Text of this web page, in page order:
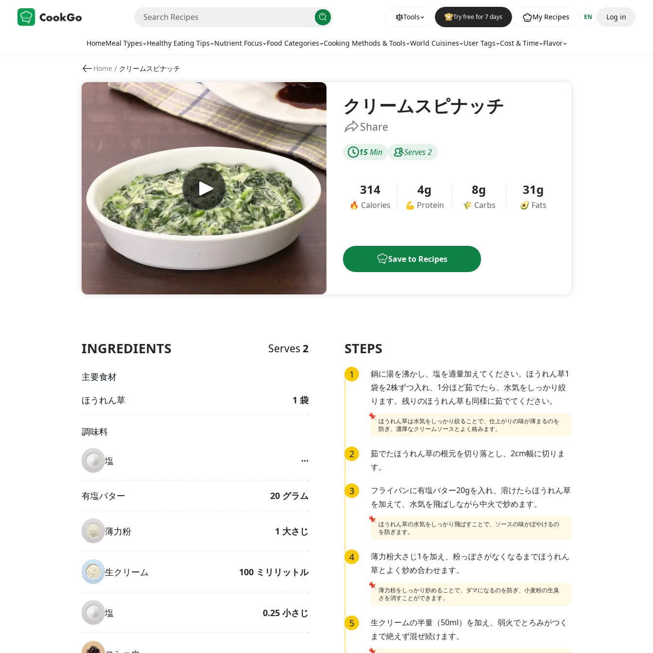
Tools Try free for 7 days My Recipes EN Log in
HomeMeal Types Healthy Eating Tips Nutrient Focus Food Categories Cooking Methods & Tools World Cuisines User Tags Cost & Time Flavor
Home / クリームスピナッチ
クリームスピナッチ
Share
15 Min Serves 2
314
🔥 Calories
4g
💪 Protein
8g
🌾 Carbs
31g
🥑 Fats
Save to Recipes
INGREDIENTS Serves 2
主要食材
ほうれん草
1 袋
調味料
塩 ···
有塩バター 20 グラム
薄力粉 1 大さじ
生クリーム 100 ミリリットル
塩 0.25 小さじ
STEPS
1
鍋に湯を沸かし、塩を適量加えてください。ほうれん草1
袋を2株ずつ入れ、1分ほど茹でたら、水気をしっかり絞
ります。残りのほうれん草も同様に茹でてください。
ほうれん草は水気をしっかり絞ることで、仕上がりの味が薄まるのを
防ぎ、濃厚なクリームソースとよく絡みます。
📌
2
茹でたほうれん草の根元を切り落とし、2cm幅に切りま
す。
3
フライパンに有塩バター20gを入れ、溶けたらほうれん草
を加えて、水気を飛ばしながら中火で炒めます。
ほうれん草の水気をしっかり飛ばすことで、ソースの味がぼやけるの
を防ぎます。
📌
4
薄力粉大さじ1を加え、粉っぽさがなくなるまでほうれん
草とよく炒め合わせます。
薄力粉をしっかり炒めることで、ダマになるのを防ぎ、小麦粉の生臭
さを消すことができます。
📌
5
生クリームの半量（50ml）を加え、弱火でとろみがつく
まで絶えず混ぜ続けます。